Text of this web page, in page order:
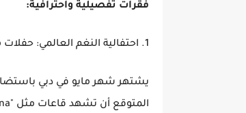
فقرات تفصيلية واحترافية:
1. احتفالية النغم العالمي: حفلات موسيقية وفعاليات "Live Entertainment" لا تُنسى
يشتهر شهر مايو في دبي